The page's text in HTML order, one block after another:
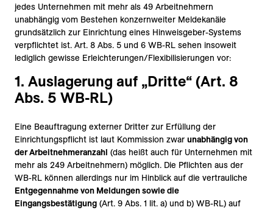
jedes Unternehmen mit mehr als 49 Arbeitnehmern
unabhängig vom Bestehen konzernweiter Meldekanäle
grundsätzlich zur Einrichtung eines Hinweisgeber-Systems
verpflichtet ist. Art. 8 Abs. 5 und 6 WB-RL sehen insoweit
lediglich gewisse Erleichterungen/Flexibilisierungen vor:
1. Auslagerung auf „Dritte“ (Art. 8
Abs. 5 WB-RL)
Eine Beauftragung externer Dritter zur Erfüllung der
Einrichtungspflicht ist laut Kommission zwar unabhängig von
der Arbeitnehmeranzahl (das heißt auch für Unternehmen mit
mehr als 249 Arbeitnehmern) möglich. Die Pflichten aus der
WB-RL können allerdings nur im Hinblick auf die vertrauliche
Entgegennahme von Meldungen sowie die
Eingangsbestätigung (Art. 9 Abs. 1 lit. a) und b) WB-RL) auf